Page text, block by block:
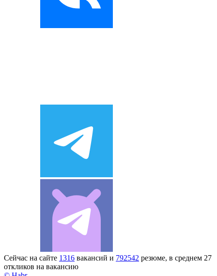
Сейчас на сайте 1316 вакансий и 792542 резюме, в среднем 27
откликов на вакансию